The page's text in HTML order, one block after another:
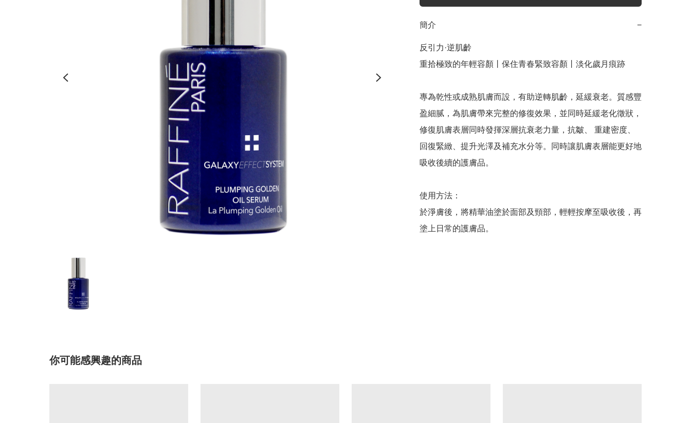
簡介 −
反引力·逆肌齡
重拾極致的年輕容顏丨保住青春緊致容顏丨淡化歲月痕跡
專為乾性或成熟肌膚而設，有助逆轉肌齡，延緩衰老。質感豐
盈細腻，為肌膚帶來完整的修復效果，並同時延緩老化徵狀，
修復肌膚表層同時發揮深層抗衰老力量，抗皺、 重建密度、
回復緊緻、提升光澤及補充水分等。同時讓肌膚表層能更好地
吸收後續的護膚品。
使用方法：
於淨膚後，將精華油塗於面部及頸部，輕輕按摩至吸收後，再
塗上日常的護膚品。
你可能感興趣的商品